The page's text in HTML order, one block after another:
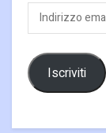
Indirizzo
email
Iscriviti